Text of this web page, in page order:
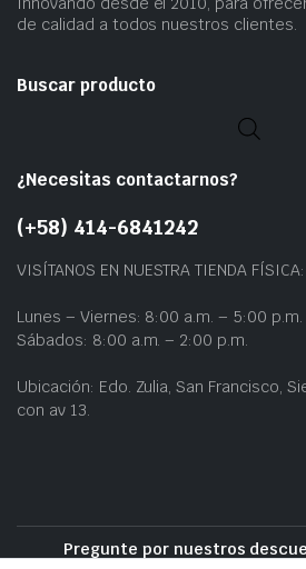
de calidad a todos nuestros clientes.
Buscar producto
¿Necesitas contactarnos?
(+58) 414-6841242
VISÍTANOS EN NUESTRA TIENDA FÍSICA:
Lunes – Viernes: 8:00 a.m. – 5:00 p.m.
Sábados: 8:00 a.m. – 2:00 p.m.
Ubicación: Edo. Zulia, San Francisco,
con av 13.
Pregunte por nuestros